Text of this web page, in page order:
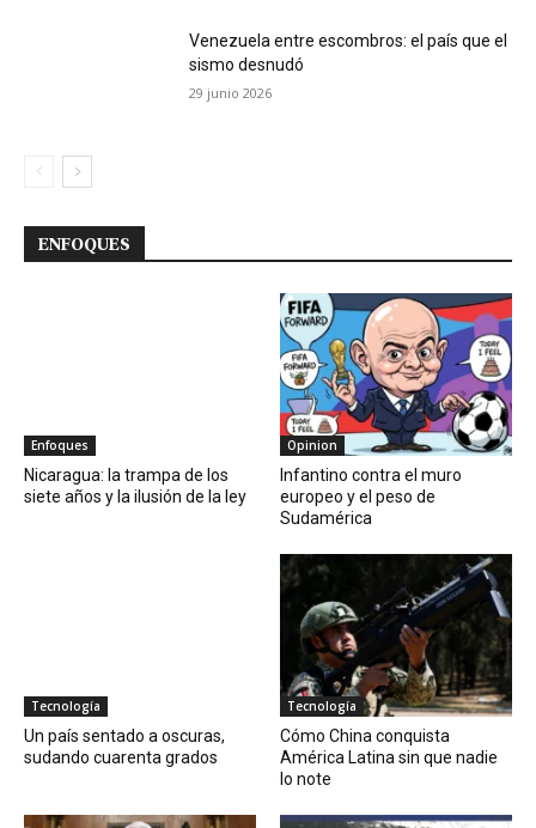
Venezuela entre escombros: el país que el
sismo desnudó
29 junio 2026
ENFOQUES
Enfoques
Nicaragua: la trampa de los
siete años y la ilusión de la ley
Opinion
Infantino contra el muro
europeo y el peso de
Sudamérica
Tecnología
Un país sentado a oscuras,
sudando cuarenta grados
Tecnología
Cómo China conquista
América Latina sin que nadie
lo note